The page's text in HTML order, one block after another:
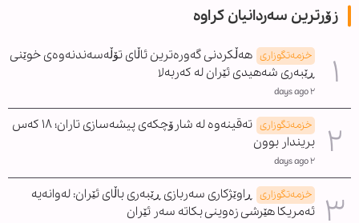
زۆرترین سەردانیان کراوە
خزمەتگوزاری هەڵکردنی گەورەترین ئاڵای تۆڵەسەندنەوەی خوێنی
ڕێبەری شەهیدی ئێران لە کەربەلا
٢ days ago
خزمەتگوزاری
تەقینەوە لە شارۆچکەی پیشەسازی تاران؛ ١٨ کەس
بریندار بوون
٢ days ago
خزمەتگوزاری
ڕاوێژکاری سەربازی ڕێبەری باڵای ئێران: لەوانەیە
ئەمریکا هێرشی زەوینی بکاتە سەر ئێران